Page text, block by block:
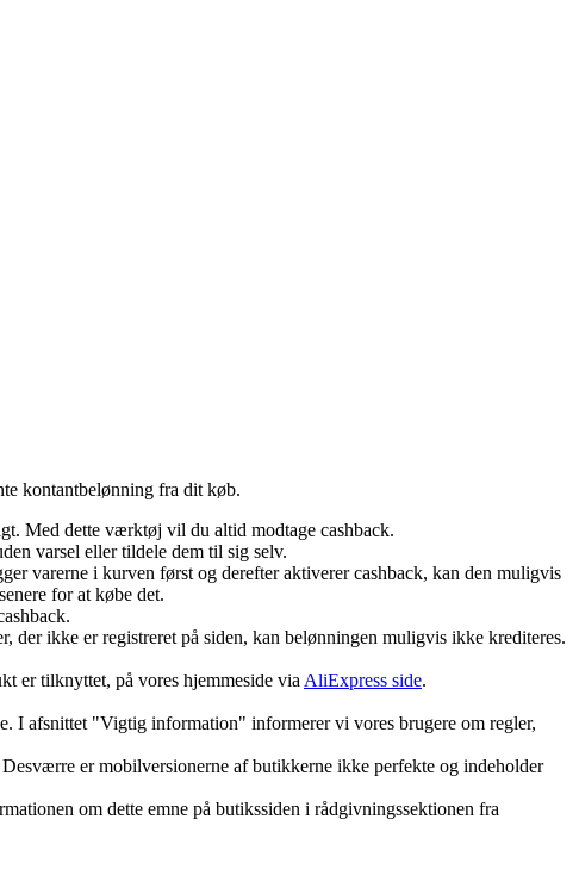
kontantbelønning fra dit køb.
Med dette værktøj vil du altid modtage cashback.
varsel eller tildele dem til sig selv.
varerne i kurven først og derefter aktiverer cashback, kan den muligvis
for at købe det.
der ikke er registreret på siden, kan belønningen muligvis ikke krediteres.
er tilknyttet, på vores hjemmeside via AliExpress side.
I afsnittet "Vigtig information" informerer vi vores brugere om regler,
er mobilversionerne af butikkerne ikke perfekte og indeholder
om dette emne på butikssiden i rådgivningssektionen fra